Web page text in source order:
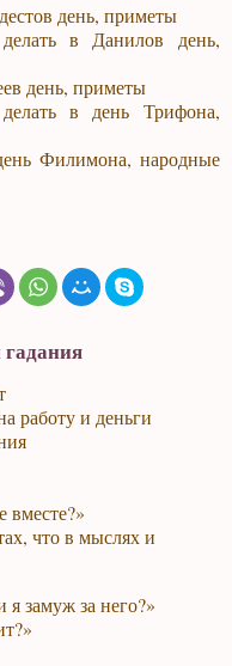
день, приметы
в Данилов день,
день, приметы
в день Трифона,
Филимона, народные
работу и деньги
что в мыслях и
замуж за него?»